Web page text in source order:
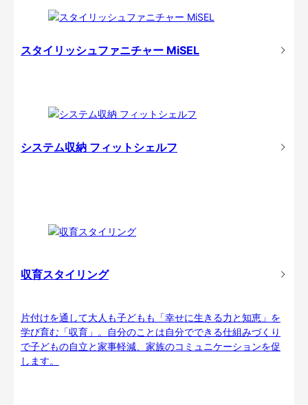
スタイリッシュファニチャー MiSEL
システム収納 フィットシェルフ
収育スタイリング
片付けを通して大人も子どもも「幸せに生きる力と知恵」を
学び育む「収育」。自分のことは自分でできる仕組みづくり
で子どもの自立と家事軽減、家族のコミュニケーションを促
します。